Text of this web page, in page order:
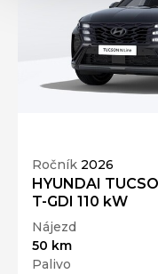
Ročník 2026
HYUNDAI
T-GDI 110 kW
Nájezd
50 km
Palivo